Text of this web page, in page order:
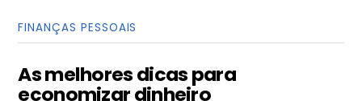
FINANÇAS PESSOAIS
As melhores dicas para
economizar dinheiro